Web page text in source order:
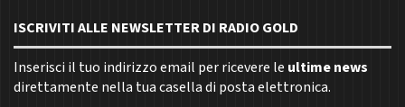
ISCRIVITI ALLE NEWSLETTER DI RADIO GOLD
Inserisci il tuo indirizzo email per ricevere le ultime news
direttamente nella tua casella di posta elettronica.